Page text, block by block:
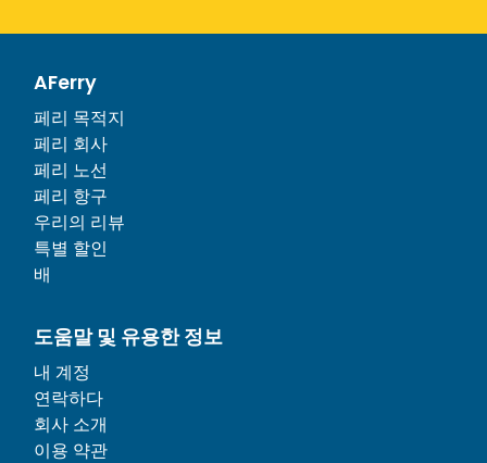
AFerry
페리 목적지
페리 회사
페리 노선
페리 항구
우리의 리뷰
특별 할인
배
도움말 및 유용한 정보
내 계정
연락하다
회사 소개
이용 약관